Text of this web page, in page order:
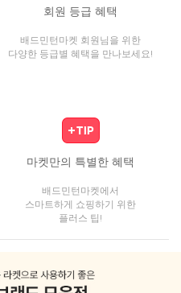
회원 등급 혜택
배드민턴마켓 회원님을 위한
다양한 등급별 혜택을 만나보세요!
마켓만의 특별한 혜택
배드민턴마켓에서
스마트하게 쇼핑하기 위한
플러스 팁!